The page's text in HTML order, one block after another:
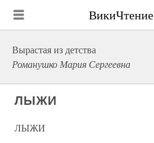
ВикиЧтение
Вырастая из детства
Романушко Мария Сергеевна
ЛЫЖИ
ЛЫЖИ